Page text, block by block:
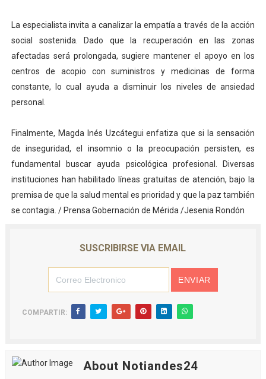
La especialista invita a canalizar la empatía a través de la acción
social sostenida. Dado que la recuperación en las zonas
afectadas será prolongada, sugiere mantener el apoyo en los
centros de acopio con suministros y medicinas de forma
constante, lo cual ayuda a disminuir los niveles de ansiedad
personal.
Finalmente, Magda Inés Uzcátegui enfatiza que si la sensación
de inseguridad, el insomnio o la preocupación persisten, es
fundamental buscar ayuda psicológica profesional. Diversas
instituciones han habilitado líneas gratuitas de atención, bajo la
premisa de que la salud mental es prioridad y que la paz también
se contagia. / Prensa Gobernación de Mérida /Jesenia Rondón
SUSCRIBIRSE VIA EMAIL
COMPARTIR:
About Notiandes24